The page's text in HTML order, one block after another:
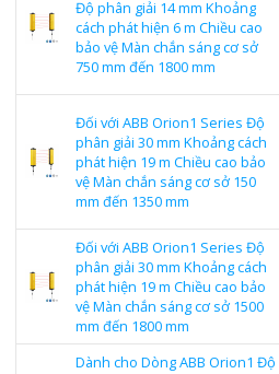
Độ phân giải 14 mm Khoảng
cách phát hiện 6 m Chiều cao
bảo vệ Màn chắn sáng cơ sở
750 mm đến 1800 mm
Đối với ABB Orion1 Series Độ
phân giải 30 mm Khoảng cách
phát hiện 19 m Chiều cao bảo
vệ Màn chắn sáng cơ sở 150
mm đến 1350 mm
Đối với ABB Orion1 Series Độ
phân giải 30 mm Khoảng cách
phát hiện 19 m Chiều cao bảo
vệ Màn chắn sáng cơ sở 1500
mm đến 1800 mm
Dành cho Dòng ABB Orion1 Độ